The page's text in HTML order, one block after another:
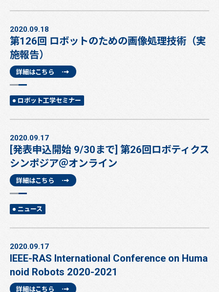
2020.09.18
第126回 ロボットのための画像処理技術（実
施報告）
詳細はこちら
ロボット工学セミナー
2020.09.17
[発表申込開始 9/30まで] 第26回ロボティクス
シンポジア＠オンライン
詳細はこちら
ニュース
2020.09.17
IEEE-RAS International Conference on Huma
noid Robots 2020-2021
詳細はこちら